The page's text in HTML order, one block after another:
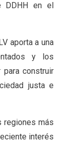
DDHH en el
aporta a una
y los
construir
justa e
regiones más
interés